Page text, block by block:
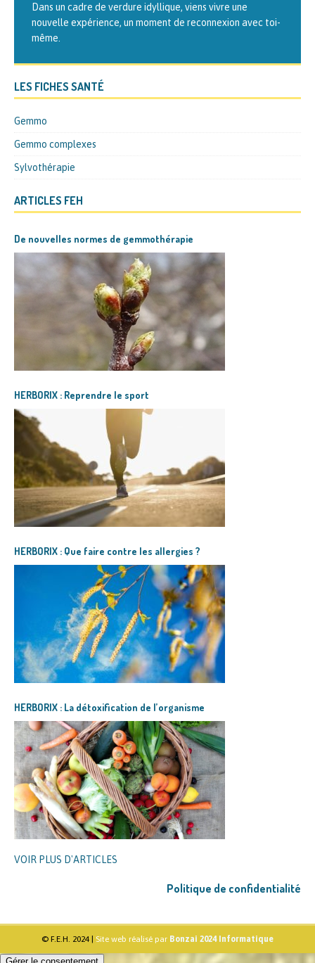
Dans un cadre de verdure idyllique, viens vivre une
nouvelle expérience, un moment de reconnexion avec toi-
même.
les[…]
LES FICHES SANTÉ
Gemmo
Gemmo complexes
Sylvothérapie
ARTICLES FEH
De nouvelles normes de gemmothérapie
HERBORIX : Reprendre le sport
HERBORIX : Que faire contre les allergies ?
HERBORIX : La détoxification de l’organisme
VOIR PLUS D'ARTICLES
Politique de confidentialité
© F.E.H. 2024 | Site web réalisé par Bonzai 2024 Informatique